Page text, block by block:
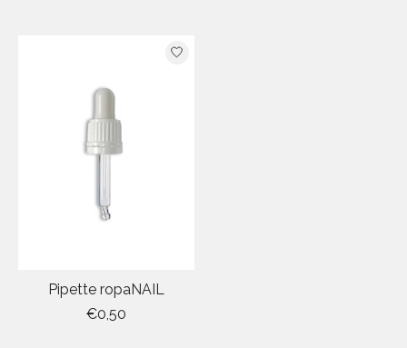
Pipette ropaNAIL
€0,50